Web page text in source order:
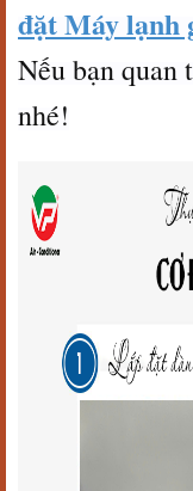
đặt Máy lạnh
Nếu bạn quan
nhé!